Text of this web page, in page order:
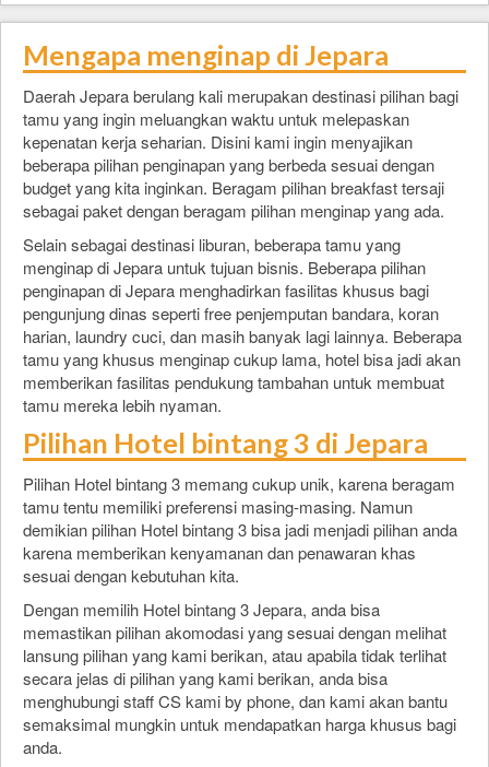
Mengapa menginap di Jepara
Daerah Jepara berulang kali merupakan destinasi pilihan bagi
tamu yang ingin meluangkan waktu untuk melepaskan
kepenatan kerja seharian. Disini kami ingin menyajikan
beberapa pilihan penginapan yang berbeda sesuai dengan
budget yang kita inginkan. Beragam pilihan breakfast tersaji
sebagai paket dengan beragam pilihan menginap yang ada.
Selain sebagai destinasi liburan, beberapa tamu yang
menginap di Jepara untuk tujuan bisnis. Beberapa pilihan
penginapan di Jepara menghadirkan fasilitas khusus bagi
pengunjung dinas seperti free penjemputan bandara, koran
harian, laundry cuci, dan masih banyak lagi lainnya. Beberapa
tamu yang khusus menginap cukup lama, hotel bisa jadi akan
memberikan fasilitas pendukung tambahan untuk membuat
tamu mereka lebih nyaman.
Pilihan Hotel bintang 3 di Jepara
Pilihan Hotel bintang 3 memang cukup unik, karena beragam
tamu tentu memiliki preferensi masing-masing. Namun
demikian pilihan Hotel bintang 3 bisa jadi menjadi pilihan anda
karena memberikan kenyamanan dan penawaran khas
sesuai dengan kebutuhan kita.
Dengan memilih Hotel bintang 3 Jepara, anda bisa
memastikan pilihan akomodasi yang sesuai dengan melihat
lansung pilihan yang kami berikan, atau apabila tidak terlihat
secara jelas di pilihan yang kami berikan, anda bisa
menghubungi staff CS kami by phone, dan kami akan bantu
semaksimal mungkin untuk mendapatkan harga khusus bagi
anda.